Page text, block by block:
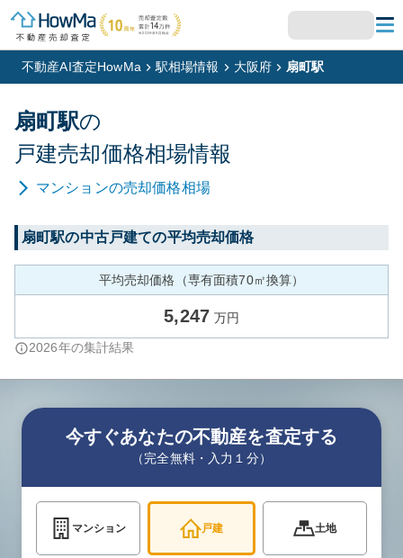
不動産AI査定HowMa 駅相場情報 大阪府 扇町駅
扇町駅の
戸建売却価格相場情報
マンションの売却価格相場
扇町駅の中古戸建ての平均売却価格
平均売却価格（専有面積70㎡換算）
5,247 万円
2026年の集計結果
今すぐあなたの不動産を査定する
（完全無料・入力１分）
マンション 戸建 土地